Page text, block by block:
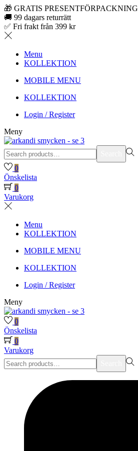
🎁 GRATIS PRESENTFÖRPACKNING
🚚 99 dagars returrätt
✅ Fri frakt från 399 kr
Menu
KOLLEKTION
MOBILE MENU
KOLLEKTION
Login / Register
Meny
Search
for:>
0
Önskelista
0
Varukorg
Menu
KOLLEKTION
MOBILE MENU
KOLLEKTION
Login / Register
Meny
0
Önskelista
0
Varukorg
Search
for:>